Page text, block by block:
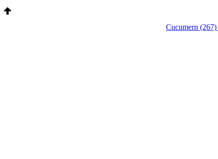
Cucumern (267)